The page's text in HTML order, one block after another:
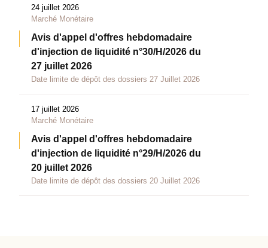
24 juillet 2026
Marché Monétaire
Avis d'appel d'offres hebdomadaire
d'injection de liquidité n°30/H/2026 du
27 juillet 2026
Date limite de dépôt des dossiers 27 Juillet 2026
17 juillet 2026
Marché Monétaire
Avis d'appel d'offres hebdomadaire
d'injection de liquidité n°29/H/2026 du
20 juillet 2026
Date limite de dépôt des dossiers 20 Juillet 2026